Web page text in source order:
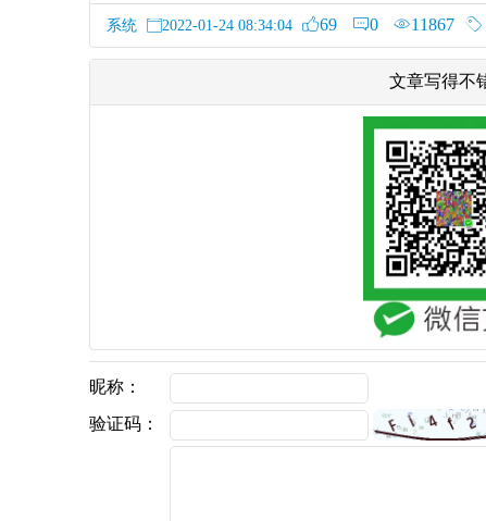
系统 2022-01-24 08:34:04 69 0 11867
文章写得不
昵称：
验证码：